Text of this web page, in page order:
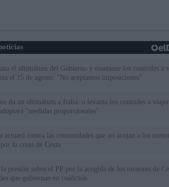
el ultimátum del Gobierno y mantiene los controles a
el 15 de agosto: "No aceptamos imposiciones"
da un ultimátum a Italia: o levanta los controles a
"medidas proporcionales"
actuará contra las comunidades que no acojan a los
la crisis de Ceuta
presión sobre el PP por la acogida de los menores de
que gobiernan en coalición